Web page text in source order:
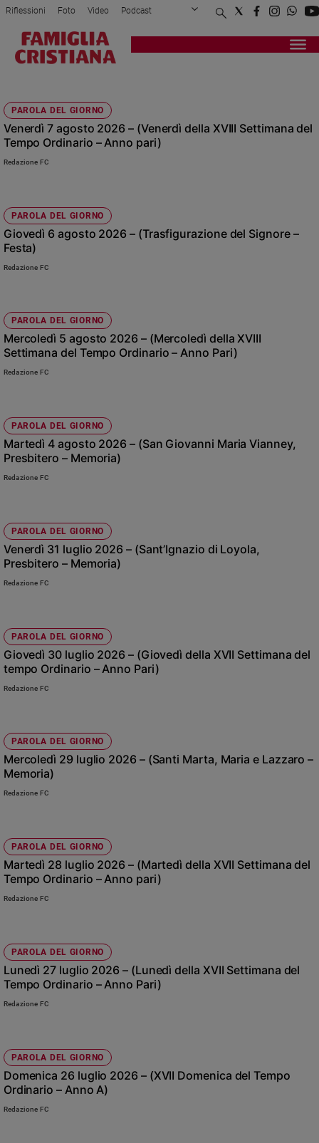
Attualità
Politica
Mondo
Economia
Legalità
Sport
Interviste
Papa
Chiesa
Chiesa
Fede
Santi
Devozione
e
Santo
del
giorno
Ambiente
e
Creato
Aziende
di
valore
Caso
della
Diversità
e
inclusione
Costume
spettacoli
Sanremo
2026
Cinema,
streaming
Libri
Musica
Arte
Riflessioni Foto Video Podcast
Privacy Policy Chi siamo
Registrati Redazione
PAROLA DEL GIORNO
Venerdì 7 agosto 2026 – (Venerdì della XVIII Settimana del
Tempo Ordinario – Anno pari)
Redazione FC
PAROLA DEL GIORNO
Giovedì 6 agosto 2026 – (Trasfigurazione del Signore –
Festa)
Redazione FC
PAROLA DEL GIORNO
Mercoledì 5 agosto 2026 – (Mercoledì della XVIII
Settimana del Tempo Ordinario – Anno Pari)
Redazione FC
PAROLA DEL GIORNO
Martedì 4 agosto 2026 – (San Giovanni Maria Vianney,
Presbitero – Memoria)
Redazione FC
PAROLA DEL GIORNO
Venerdì 31 luglio 2026 – (Sant’Ignazio di Loyola,
Presbitero – Memoria)
Redazione FC
PAROLA DEL GIORNO
Giovedì 30 luglio 2026 – (Giovedì della XVII Settimana del
tempo Ordinario – Anno Pari)
Redazione FC
PAROLA DEL GIORNO
Mercoledì 29 luglio 2026 – (Santi Marta, Maria e Lazzaro –
Memoria)
Redazione FC
PAROLA DEL GIORNO
Martedì 28 luglio 2026 – (Martedì della XVII Settimana del
Tempo Ordinario – Anno pari)
Redazione FC
PAROLA DEL GIORNO
Lunedì 27 luglio 2026 – (Lunedì della XVII Settimana del
Tempo Ordinario – Anno Pari)
Redazione FC
PAROLA DEL GIORNO
Domenica 26 luglio 2026 – (XVII Domenica del Tempo
Ordinario – Anno A)
Redazione FC